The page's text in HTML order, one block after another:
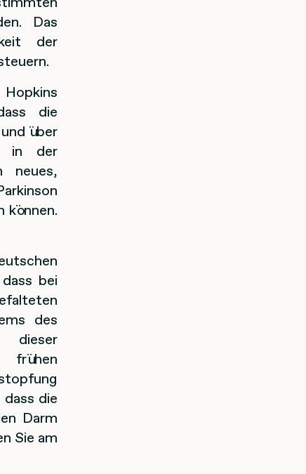
Das
der
die
über
in der
neues,
können.
bei
des
frühen
die
Darm
Sie am